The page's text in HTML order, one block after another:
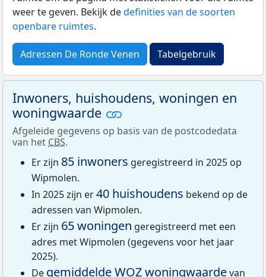
weer te geven. Bekijk dedefinities van de soorten
openbare ruimtes.
Adressen De Ronde Venen Tabelgebruik
Inwoners, huishoudens, woningen en
woningwaarde
Afgeleide gegevens op basis van de postcodedata
van het CBS.
Er zijn 85 inwoners geregistreerd in 2025 op
Wipmolen.
In 2025 zijn er40 huishoudens bekend op de
adressen van Wipmolen.
Er zijn 65 woningen geregistreerd met een
adres met Wipmolen (gegevens voor het jaar
2025).
De gemiddeldeWOZwoningwaardevan